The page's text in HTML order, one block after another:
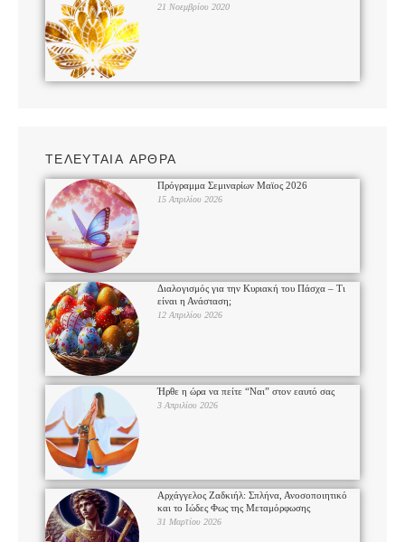
21 Νοεμβρίου 2020
ΤΕΛΕΥΤΑΙΑ ΑΡΘΡΑ
Πρόγραμμα Σεμιναρίων Μαϊος 2026
15 Απριλίου 2026
Διαλογισμός για την Κυριακή του Πάσχα – Τι
είναι η Ανάσταση;
12 Απριλίου 2026
Ήρθε η ώρα να πείτε “Ναι” στον εαυτό σας
3 Απριλίου 2026
Αρχάγγελος Ζαδκιήλ: Σπλήνα, Ανοσοποιητικό
και το Ιώδες Φως της Μεταμόρφωσης
31 Μαρτίου 2026